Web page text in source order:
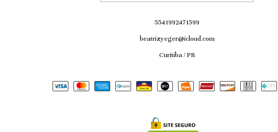
5541992471599
beatrizyeger@icloud.com
Curitiba / PR